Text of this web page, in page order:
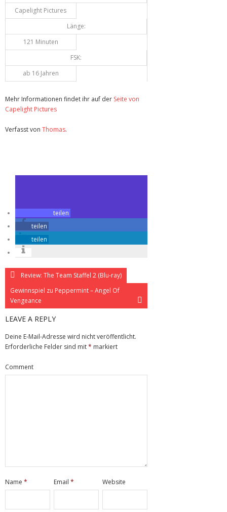
Capelight Pictures
Länge:
121 Minuten
FSK:
ab 16 Jahren
Mehr Informationen findet ihr auf der Seite von
Capelight Pictures
Verfasst von Thomas.
teilen
teilen
teilen
Review: The Team Staffel 2 (Blu-ray)
Gewinnspiel zu Peppermint – Angel Of
Vengeance
LEAVE A REPLY
Deine E-Mail-Adresse wird nicht veröffentlicht.
Erforderliche Felder sind mit* markiert
Comment
Name * Email* Website